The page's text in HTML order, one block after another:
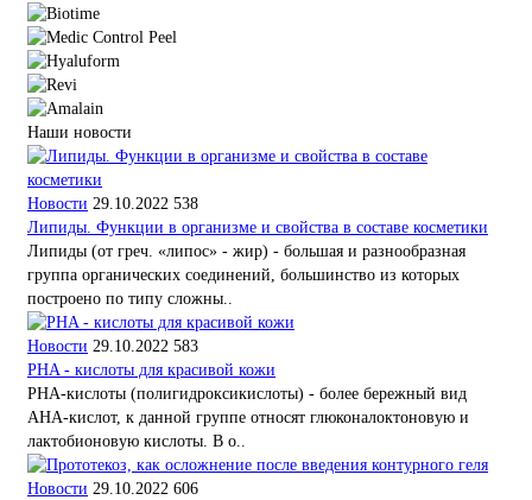
Наши новости
Новости 29.10.2022 538
Липиды. Функции в организме и свойства в составе косметики
Липиды (от греч. «липос» - жир) - большая и разнообразная
группа органических соединений, большинство из которых
построено по типу сложны..
Новости 29.10.2022 583
PHA - кислоты для красивой кожи
PHA-кислоты (полигидроксикислоты) - более бережный вид
AHA-кислот, к данной группе относят глюконалоктоновую и
лактобионовую кислоты. В о..
Новости 29.10.2022 606